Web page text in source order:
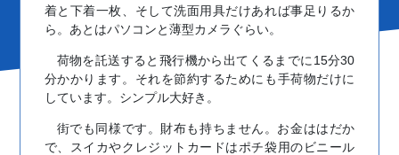
着と下着一枚、そして洗面用具だけあれば事足りるか
ら。あとはパソコンと薄型カメラぐらい。
荷物を託送すると飛行機から出てくるまでに15分30
分かかります。それを節約するためにも手荷物だけに
しています。シンプル大好き。
街でも同様です。財布も持ちません。お金ははだか
で、スイカやクレジットカードはポチ袋用のビニール